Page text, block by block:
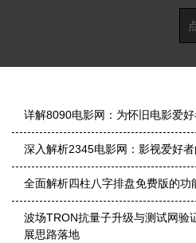
详解8090电影网：为怀旧电影爱
深入解析2345电影网：影视爱好
全面解析四柱八字排盘免费版的功
波场TRON抗量子升级与测试网验
展思路落地